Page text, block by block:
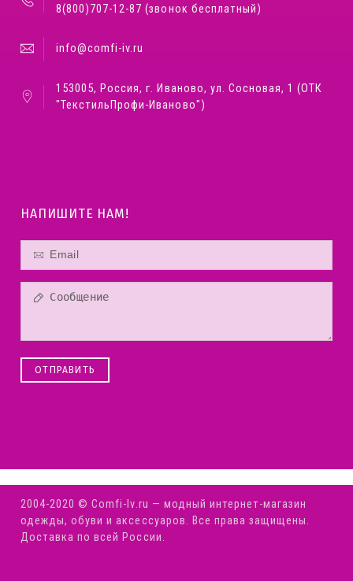
8(800)707-12-87 (звонок бесплатный)
info@comfi-iv.ru
153005, Россия, г. Иваново, ул. Сосновая, 1 (ОТК
"ТекстильПрофи-Иваново")
НАПИШИТЕ НАМ!
ОТПРАВИТЬ
2004-2020 © Comfi-Iv.ru — модный интернет-магазин
одежды, обуви и аксессуаров. Все права защищены.
Доставка по всей России.